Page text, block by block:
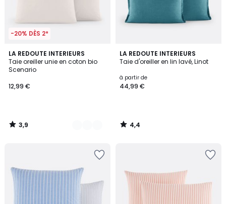
-20% DÈS 2*
LA REDOUTE INTERIEURS
Taie oreiller unie en coton bio
Scenario
12,99 €
3,9
/ 5
8
Couleurs
3,9
/
LA REDOUTE INTERIEURS
Taie d'oreiller en lin lavé, Linot
à partir de
44,99 €
4,4
/ 5
4,4
/